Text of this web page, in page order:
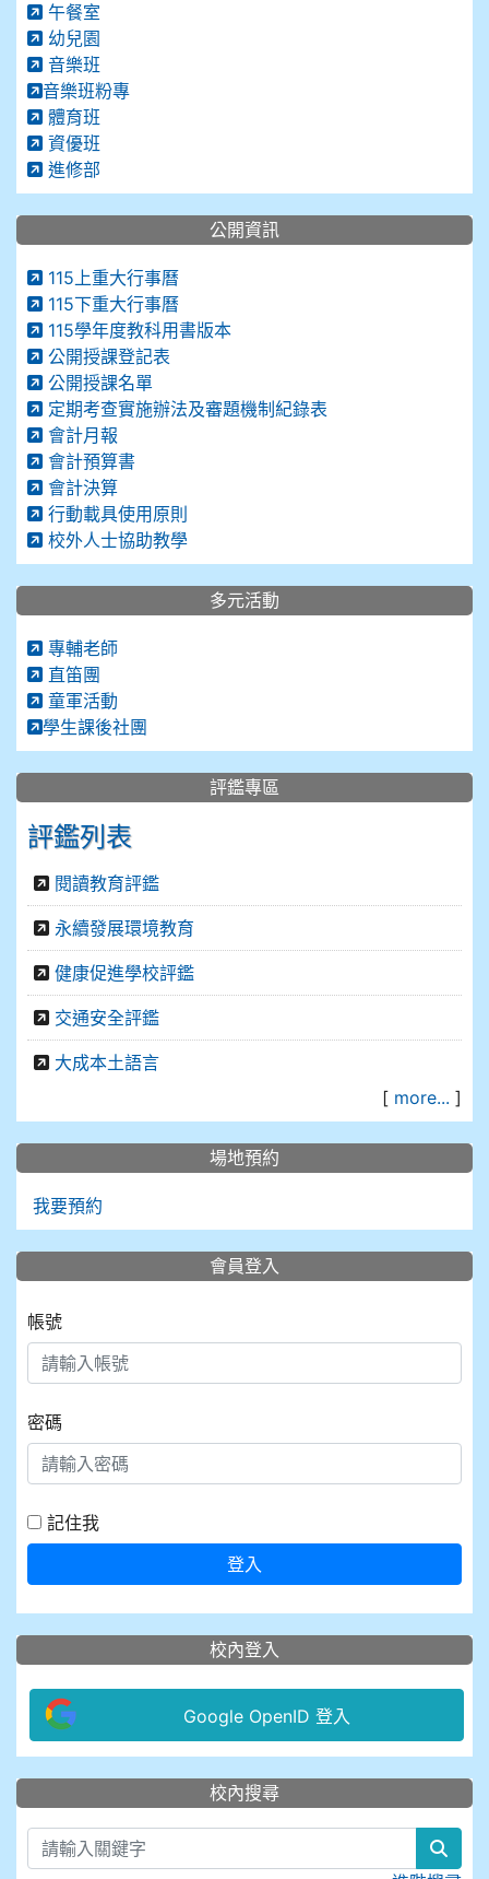
午餐室
幼兒園
音樂班
音樂班粉專
體育班
資優班
進修部
公開資訊
115上重大行事曆
115下重大行事曆
115學年度教科用書版本
公開授課登記表
公開授課名單
定期考查實施辦法及審題機制紀錄表
會計月報
會計預算書
會計決算
行動載具使用原則
校外人士協助教學
多元活動
專輔老師
直笛團
童軍活動
學生課後社團
評鑑專區
評鑑列表
閱讀教育評鑑
永續發展環境教育
健康促進學校評鑑
交通安全評鑑
大成本土語言
[ more... ]
場地預約
我要預約
會員登入
帳號
密碼
記住我
登入
校內登入
Google OpenID 登入
::: 校內搜尋